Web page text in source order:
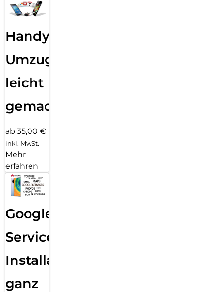
Handy
Umzug
leicht
gemacht!
ab 35,00 €
inkl. MwSt.
Mehr
erfahren
Google
Services
Installation
ganz